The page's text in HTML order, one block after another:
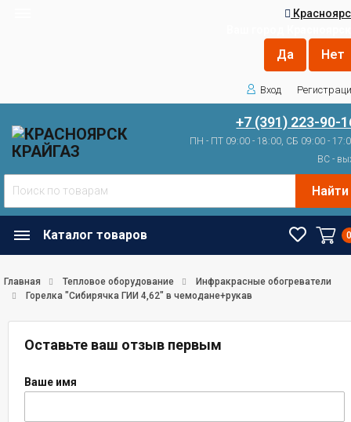
Вход
+7 (391) 223-90-
ПН - ПТ 09:00 - 18:00, СБ 09:00 -
ВС -
Найти
Каталог товаров
Главная Тепловое оборудование
Инфракрасные обогреватели
Горелка "Сибирячка ГИИ 4,62" в чемодане+рукав
Оставьте ваш отзыв первым
Ваше имя